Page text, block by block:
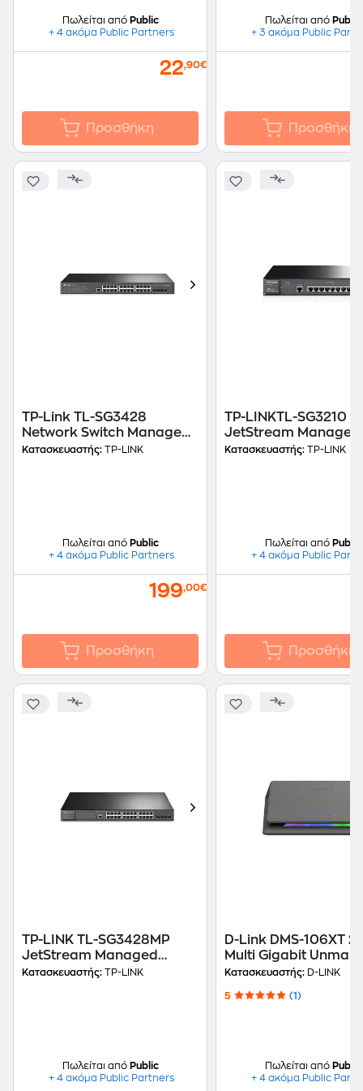
Πωλείται από Public
+ 4 ακόμα Public Partners
22,90€
Προσθήκη
Πωλείται από Public
+ 3 ακόμα Public
Προσθήκη
TP-Link TL-SG3428
Network Switch Managed
JetStream L2+ Gigabit
Κατασκευαστής: TP-LINK
Πωλείται από Public
+ 4 ακόμα Public Partners
199,00€
Προσθήκη
TP-LINKTL-SG3210
JetStream Managed
Switch Gigabit L2
Κατασκευαστής: TP-LINK
Πωλείται από Public
+ 4 ακόμα Public
Προσθήκη
TP-LINK TL-SG3428MP
JetStream Managed
Switch L2 Gigabit Εthernet
Κατασκευαστής: TP-LINK
Πωλείται από Public
+ 4 ακόμα Public Partners
D-Link DMS-106XT
Multi Gigabit
Network Switch
Κατασκευαστής: D-LINK
5 (1)
Πωλείται από Public
+ 4 ακόμα Public